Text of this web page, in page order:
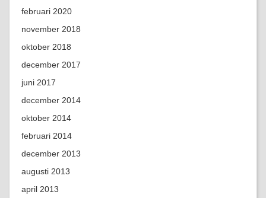
februari 2020
november 2018
oktober 2018
december 2017
juni 2017
december 2014
oktober 2014
februari 2014
december 2013
augusti 2013
april 2013